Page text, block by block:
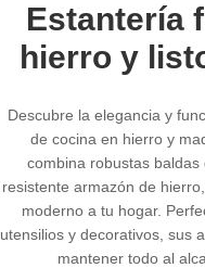
Estantería
hierro y
Descubre la elegancia y
de cocina en hierro y
combina robustas
resistente armazón de
moderno a tu hogar.
utensilios y decorativos, sus
mantener todo al